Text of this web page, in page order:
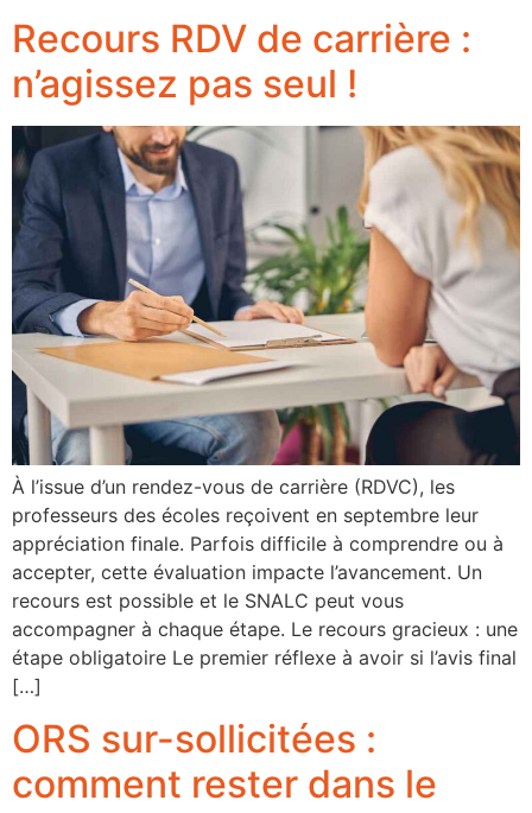
Recours RDV de carrière :
n’agissez pas seul !
À l’issue d’un rendez-vous de carrière (RDVC), les
professeurs des écoles reçoivent en septembre leur
appréciation finale. Parfois difficile à comprendre ou à
accepter, cette évaluation impacte l’avancement. Un
recours est possible et le SNALC peut vous
accompagner à chaque étape. Le recours gracieux : une
étape obligatoire Le premier réflexe à avoir si l’avis final
[…]
ORS sur-sollicitées :
comment rester dans le